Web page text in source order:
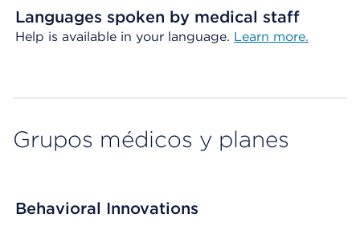
Languages spoken by medical staff
Help is available in your language. Learn more.
Grupos médicos y planes
Behavioral Innovations